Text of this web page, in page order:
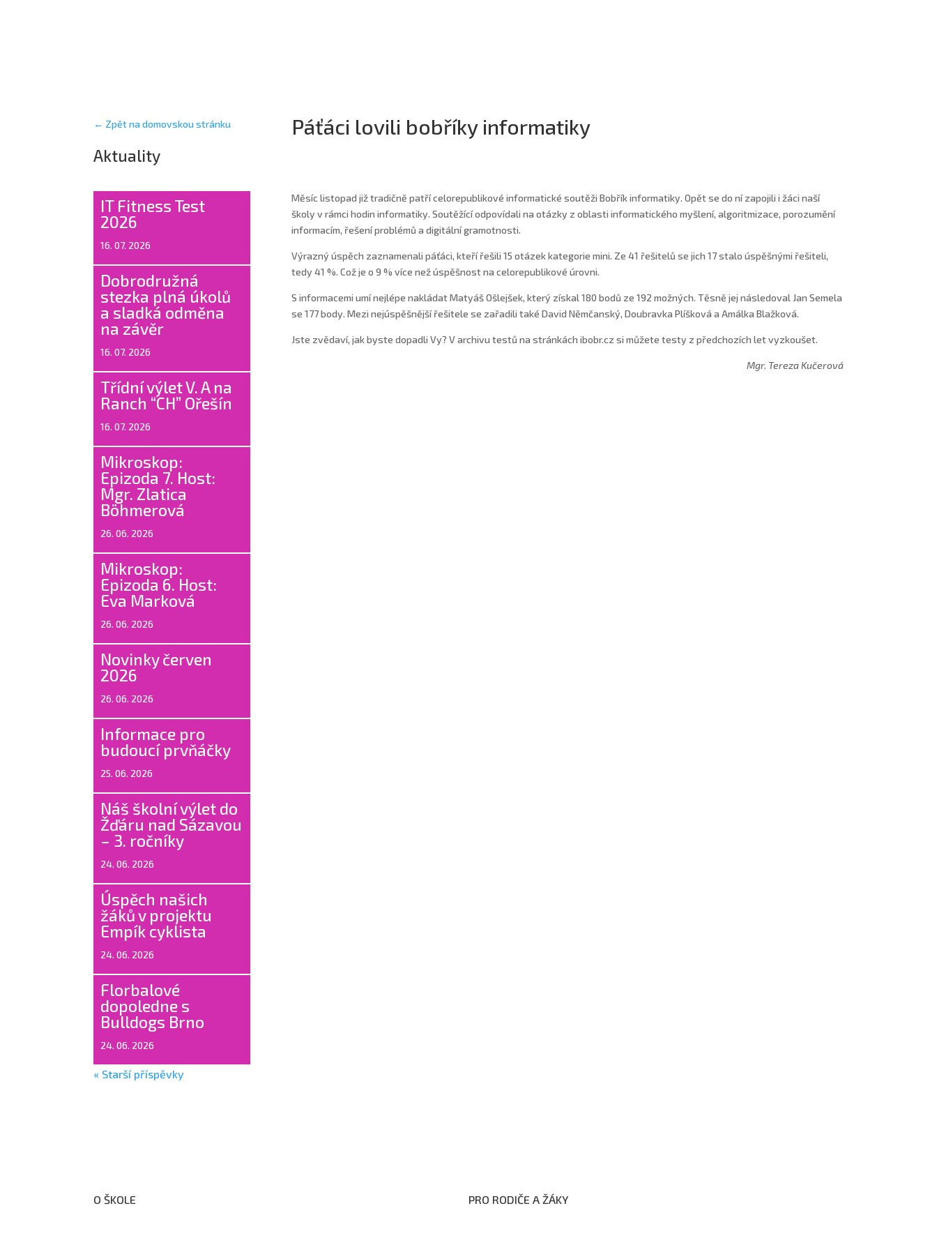
← Zpět na domovskou stránku
Aktuality
IT Fitness Test
2026
16. 07. 2026
Dobrodružná
stezka plná úkolů
a sladká odměna
na závěr
16. 07. 2026
Třídní výlet V. A na
Ranch “CH” Ořešín
16. 07. 2026
Mikroskop:
Epizoda 7. Host:
Mgr. Zlatica
Böhmerová
26. 06. 2026
Mikroskop:
Epizoda 6. Host:
Eva Marková
26. 06. 2026
Novinky červen
2026
26. 06. 2026
Informace pro
budoucí prvňáčky
25. 06. 2026
Náš školní výlet do
Žďáru nad Sázavou
– 3. ročníky
24. 06. 2026
Úspěch našich
žáků v projektu
Empík cyklista
24. 06. 2026
Florbalové
dopoledne s
Bulldogs Brno
24. 06. 2026
« Starší příspěvky
Páťáci lovili bobříky informatiky
Měsíc listopad již tradičně patří celorepublikové informatické soutěži Bobřík informatiky. Opět se do ní zapojili i žáci naší
školy v rámci hodin informatiky. Soutěžící odpovídali na otázky z oblasti informatického myšlení, algoritmizace, porozumění
informacím, řešení problémů a digitální gramotnosti.
Výrazný úspěch zaznamenali páťáci, kteří řešili 15 otázek kategorie mini. Ze 41 řešitelů se jich 17 stalo úspěšnými řešiteli,
tedy 41 %. Což je o 9 % více než úspěšnost na celorepublikové úrovni.
S informacemi umí nejlépe nakládat Matyáš Ošlejšek, který získal 180 bodů ze 192 možných. Těsně jej následoval Jan Semela
se 177 body. Mezi nejúspěšnější řešitele se zařadili také David Němčanský, Doubravka Plíšková a Amálka Blažková.
Jste zvědaví, jak byste dopadli Vy? V archivu testů na stránkách ibobr.cz si můžete testy z předchozích let vyzkoušet.
Mgr. Tereza Kučerová
O ŠKOLE PRO RODIČE A ŽÁKY